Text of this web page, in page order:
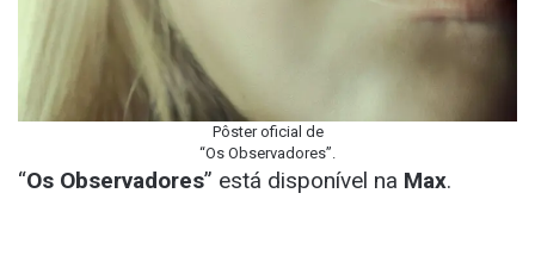
Pôster oficial de
“Os Observadores”.
“Os Observadores” está disponível na Max.